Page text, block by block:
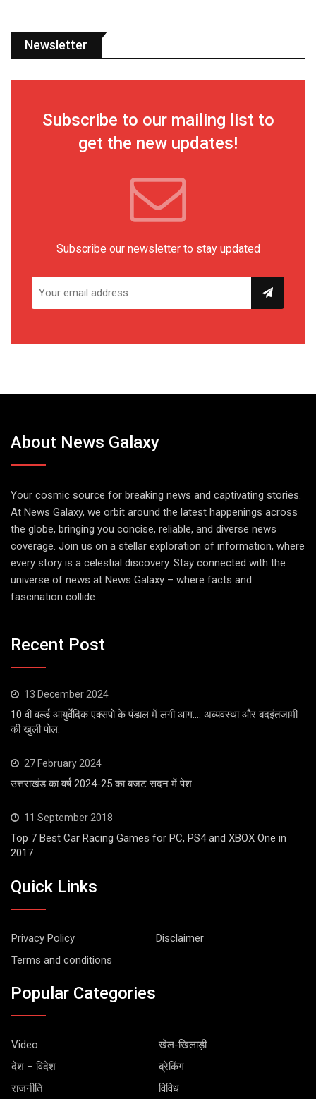
Newsletter
Subscribe to our mailing list to
get the new updates!
Subscribe our newsletter to stay updated
About News Galaxy
Your cosmic source for breaking news and captivating stories.
At News Galaxy, we orbit around the latest happenings across
the globe, bringing you concise, reliable, and diverse news
coverage. Join us on a stellar exploration of information, where
every story is a celestial discovery. Stay connected with the
universe of news at News Galaxy – where facts and
fascination collide.
Recent Post
13 December 2024
10 वीं वर्ल्ड आयुर्वेदिक एक्सपो के पंडाल में लगी आग…. अव्यवस्था और बदइंतजामी
की खुली पोल.
27 February 2024
उत्तराखंड का वर्ष 2024-25 का बजट सदन में पेश…
11 September 2018
Top 7 Best Car Racing Games for PC, PS4 and XBOX One in
2017
Quick Links
Privacy Policy
Disclaimer
Terms and conditions
Popular Categories
Video
खेल-खिलाड़ी
देश – विदेश
ब्रेकिंग
राजनीति
विविध